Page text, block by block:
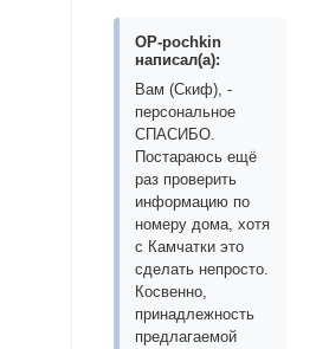
OP-pochkin
написал(а):
Вам (Скиф), -
персональное
СПАСИБО.
Постараюсь ещё
раз проверить
информацию по
номеру дома, хотя
с Камчатки это
сделать непросто.
Косвенно,
принадлежность
предлагаемой